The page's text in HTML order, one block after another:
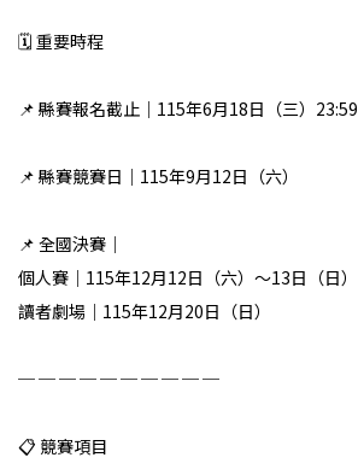
🗓️ 重要時程
📌 縣賽報名截止｜115年6月18日（三）23:59
📌 縣賽競賽日｜115年9月12日（六）
📌 全國決賽｜
個人賽｜115年12月12日（六）～13日（日）
讀者劇場｜115年12月20日（日）
─ ─ ─ ─ ─ ─ ─ ─ ─ ─
📋 競賽項目